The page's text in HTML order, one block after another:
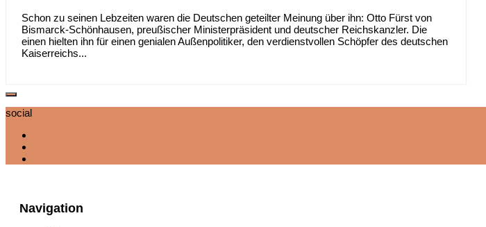
Schon zu seinen Lebzeiten waren die Deutschen geteilter Meinung über ihn: Otto Fürst von
Bismarck-Schönhausen, preußischer Ministerpräsident und deutscher Reichskanzler. Die
einen hielten ihn für einen genialen Außenpolitiker, den verdienstvollen Schöpfer des deutschen
Kaiserreichs...
social
Navigation